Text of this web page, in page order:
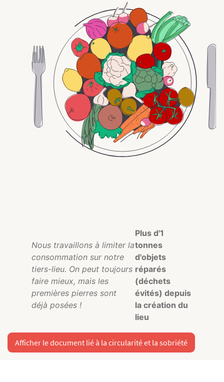
Nous travaillons à limiter la
consommation sur notre
tiers-lieu. On peut toujours
faire mieux, mais les
premières pierres sont
déjà posées !
Plus d'1
tonnes
d'objets
réparés
(déchets
évités) depuis
la création du
lieu
Afficher le document lié à la circularité et la sobriété